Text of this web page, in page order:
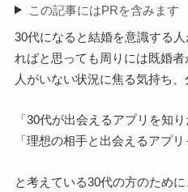
この記事にはPRを含みます
30代になると結婚を意識する
ればと思っても周りには既婚
人がいない状況に焦る気持ち、
「30代が出会えるアプリを知り
「理想の相手と出会えるアプリ
と考えている30代の方のために